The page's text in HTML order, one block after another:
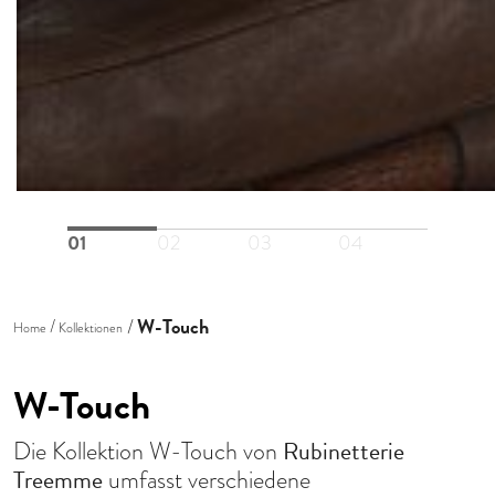
01 02 03 04
Home Kollektionen W-Touch
W-Touch
Die Kollektion W-Touch von Rubinetterie
Treemmeumfasst verschiedene